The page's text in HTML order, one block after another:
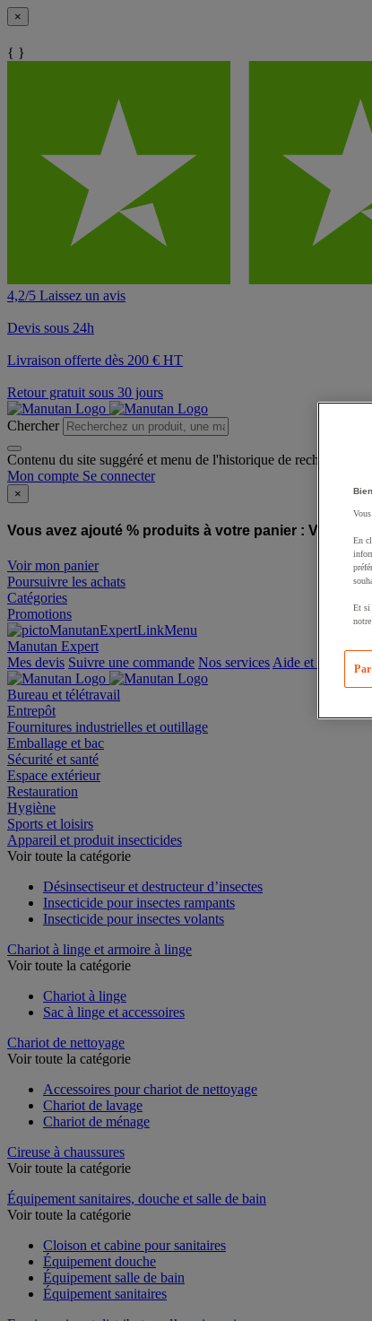
×
{ }
4,2/5 Laissez un avis
Devis sous 24h
Livraison offerte dès 200 € HT
Retour gratuit sous 30 jours
Chercher
Contenu du site suggéré et menu de l'historique de recherche
Mon compte Se connecter
×
Vous avez ajouté % produits à votre panier : Vous
Voir mon panier
Poursuivre les achats
Catégories
Promotions
Manutan Expert
offre reconditionnée
Mes devis Suivre une commande Nos services Aide et contact
Bureau et télétravail
Entrepôt
Fournitures industrielles et outillage
Emballage et bac
Sécurité et santé
Espace extérieur
Restauration
Hygiène
Sports et loisirs
Appareil et produit insecticides
Désinsectiseur et destructeur d’insectes
Insecticide pour insectes rampants
Chariot à linge et armoire à linge
Chariot à linge
Chariot de nettoyage
Accessoires pour chariot de nettoyage
Chariot de lavage
Cireuse à chaussures
Équipement sanitaires, douche et salle de bain
Cloison et cabine pour sanitaires
Équipement douche
Équipement salle de bain
En
Et si
notre